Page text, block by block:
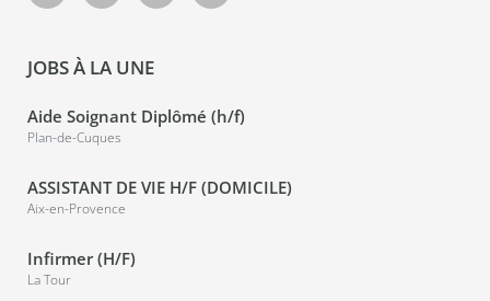
JOBS À LA UNE
Aide Soignant Diplômé (h/f)
Plan-de-Cuques
ASSISTANT DE VIE H/F (DOMICILE)
Aix-en-Provence
Infirmer (H/F)
La Tour